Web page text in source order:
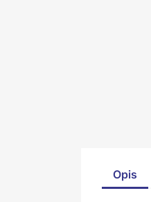
Opis